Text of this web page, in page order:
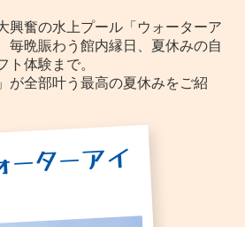
ホテルグループ
お問合わせ
興奮の水上プール「ウォーターア
毎晩賑わう館内縁日、夏休みの自
ト体験まで。
が全部叶う最高の夏休みをご紹
ターアイ